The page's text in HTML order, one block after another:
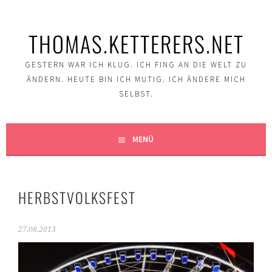
THOMAS.KETTERERS.NET
GESTERN WAR ICH KLUG. ICH FING AN DIE WELT ZU
ÄNDERN. HEUTE BIN ICH MUTIG. ICH ÄNDERE MICH
SELBST.
MENÜ
HERBSTVOLKSFEST
27.08.2013